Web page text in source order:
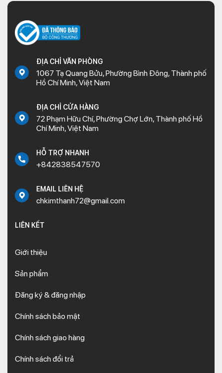
ĐỊA CHỈ VĂN PHÒNG
1067 Tạ Quang Bửu, Phường Bình Đông, Thành phố
Hồ Chí Minh, Việt Nam
ĐỊA CHỈ CỬA HÀNG
72 Phạm Hữu Chí, Phường Chợ Lớn, Thành phố Hồ
Chí Minh, Việt Nam
HỖ TRỢ NHANH
+842838547570
EMAIL LIÊN HỆ
chkimthanh72@gmail.com
LIÊN KẾT
Giới thiệu
Sản phẩm
Đăng ký & đăng nhập
Chính sách bảo mật
Chính sách giao hàng
Chính sách đổi trả